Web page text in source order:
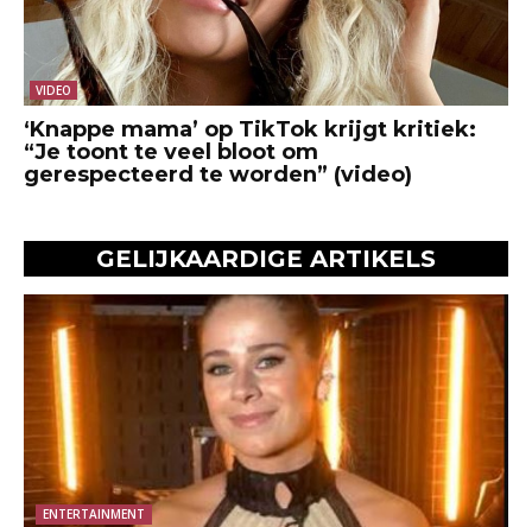
VIDEO
‘Knappe mama’ op TikTok krijgt kritiek:
“Je toont te veel bloot om
gerespecteerd te worden” (video)
GELIJKAARDIGE ARTIKELS
ENTERTAINMENT